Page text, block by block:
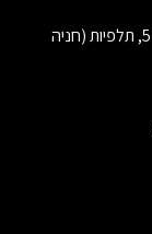
בואו לבקר במחסן לוגיסטי שלנו: ירושלים - יד חרוצים 5, תלפיות (חניה